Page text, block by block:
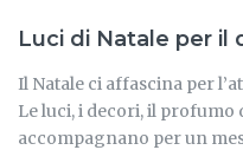
Luci di Natale per il
Il Natale ci affascina per
Le luci, i decori, il
accompagnano per un